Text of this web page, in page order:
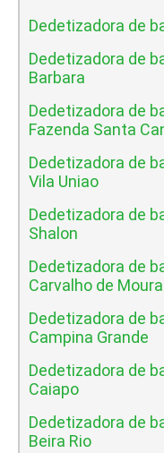
Dedetizadora de
Dedetizadora de
Barbara
Dedetizadora de
Fazenda Santa
Dedetizadora de
Vila Uniao
Dedetizadora de
Shalon
Dedetizadora de
Carvalho de Moura
Dedetizadora de
Campina Grande
Dedetizadora de
Caiapo
Dedetizadora de
Beira Rio